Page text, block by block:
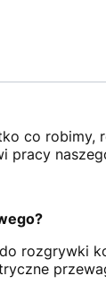
co robimy,
pracy
rozgrywki